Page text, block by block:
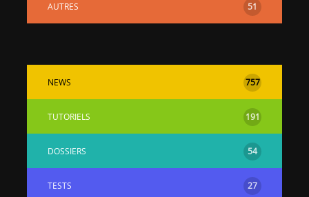
AUTRES 51
NEWS 757
TUTORIELS 191
DOSSIERS 54
TESTS 27